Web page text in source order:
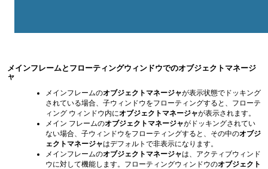
メインフレームとフローティングウィンドウでのオブジェクトマネージ
ャ
メインフレームのオブジェクトマネージャが表示状態でドッキング
されている場合、子ウィンドウをフローティングすると、フローテ
ィング ウィンドウ内にオブジェクトマネージャが表示されます。
メイン フレームのオブジェクトマネージャがドッキングされてい
ない場合、子ウィンドウをフローティングすると、その中のオブジ
ェクトマネージャはデフォルトで非表示になります。
メインフレームのオブジェクトマネージャは、アクティブウィンド
ウに対して機能します。フローティングウィンドウのオブジェクト